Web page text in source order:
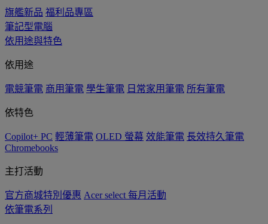
旗艦新品 福利品專區
筆記型電腦
依用途與特色
依用途
電競筆電 商用筆電 學生筆電 日常家用筆電 所有筆電
依特色
Copilot+ PC 輕薄筆電 OLED 螢幕 效能筆電 長效持久筆電
Chromebooks
主打活動
官方商城特別優惠 Acer select 每月活動
依筆電系列